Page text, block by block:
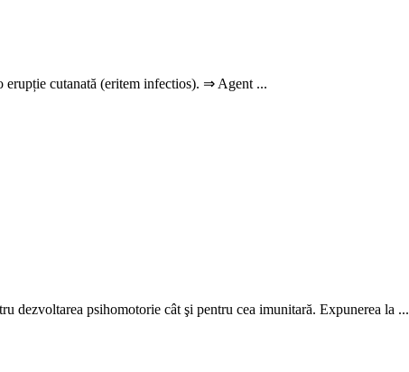
erupție cutanată (eritem infectios). ⇒ Agent ...
dezvoltarea psihomotorie cât şi pentru cea imunitară. Expunerea la ...